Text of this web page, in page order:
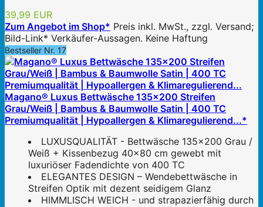
39,99 EUR
Zum Angebot im Shop* Preis inkl. MwSt., zzgl. Versand;
Bild-Link* Verkäufer-Aussagen. Keine Haftung
Bestseller Nr. 17
Magano® Luxus Bettwäsche 135x200 Streifen
Grau/Weiß | Bambus & Baumwolle Satin | 400 TC
Premiumqualität | Hypoallergen & Klimaregulierend...*
LUXUSQUALITÄT - Bettwäsche 135x200 Grau /
Weiß + Kissenbezug 40x80 cm gewebt mit
luxuriöser Fadendichte von 400 TC
ELEGANTES DESIGN – Wendebettwäsche in
Streifen Optik mit dezent seidigem Glanz
HIMMLISCH WEICH - und strapazierfähig durch